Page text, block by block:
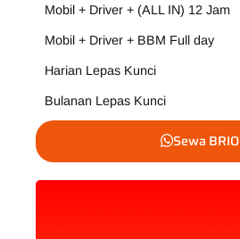
Mobil + Driver + (ALL IN) 12 Jam
Mobil + Driver + BBM Full day
Harian Lepas Kunci
Bulanan Lepas Kunci
Sewa BRIO